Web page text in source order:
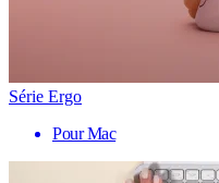
Série Ergo
Pour Mac